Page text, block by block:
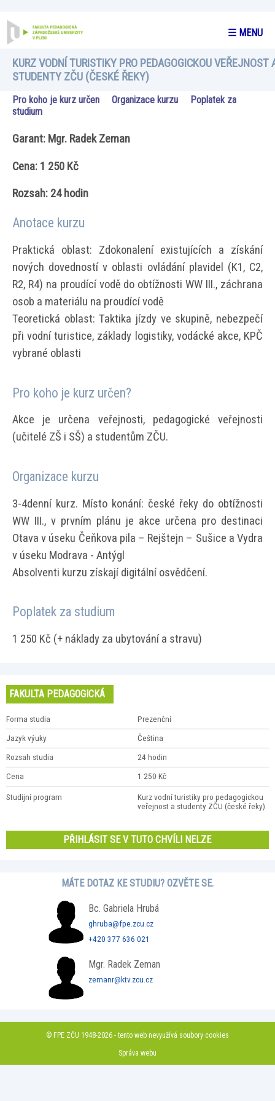
☰ MENU
KURZ VODNÍ TURISTIKY PRO PEDAGOGICKOU VEŘEJNOST
STUDENTY ZČU (ČESKÉ ŘEKY)
Pro koho je kurz určen Organizace kurzu
Poplatek za
studium
Garant: Mgr. Radek Zeman
Cena: 1 250 Kč
Rozsah: 24 hodin
Anotace kurzu
Praktická oblast: Zdokonalení existujících a získání
nových dovedností v oblasti ovládání plavidel (K1, C2,
R2, R4) na proudící vodě do obtížnosti WW III., záchrana
osob a materiálu na proudící vodě
Teoretická oblast: Taktika jízdy ve skupině, nebezpečí
při vodní turistice, základy logistiky, vodácké akce, KPČ
vybrané oblasti
Pro koho je kurz určen?
Akce je určena veřejnosti, pedagogické veřejnosti
(učitelé ZŠ i SŠ) a studentům ZČU.
Organizace kurzu
3-4denní kurz. Místo konání: české řeky do obtížnosti
WW III., v prvním plánu je akce určena pro destinaci
Otava v úseku Čeňkova pila – Rejštejn – Sušice a Vydra
v úseku Modrava - Antýgl
Absolventi kurzu získají digitální osvědčení.
Poplatek za studium
1 250 Kč (+ náklady za ubytování a stravu)
FAKULTA PEDAGOGICKÁ
Forma studia Prezenční
Jazyk výuky Čeština
Rozsah studia 24 hodin
Cena 1 250 Kč
Studijní program
Kurz vodní turistiky pro pedagogickou
veřejnost a studenty ZČU (české řeky)
PŘIHLÁSIT SE V TUTO CHVÍLI NELZE
MÁTE DOTAZ KE STUDIU? OZVĚTE SE.
Bc. Gabriela Hrubá
ghruba@fpe.zcu.cz
+420 377 636 021
Mgr. Radek Zeman
zemanr@ktv.zcu.cz
© FPE ZČU 1948-2026 - tento web nevyužívá soubory cookies
Správa webu